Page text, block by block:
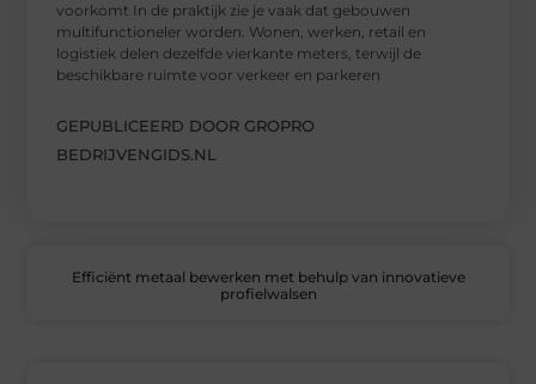
voorkomt In de praktijk zie je vaak dat gebouwen
multifunctioneler worden. Wonen, werken, retail en
logistiek delen dezelfde vierkante meters, terwijl de
beschikbare ruimte voor verkeer en parkeren
GEPUBLICEERD DOOR GROPRO
BEDRIJVENGIDS.NL
Efficiënt metaal bewerken met behulp van innovatieve
profielwalsen